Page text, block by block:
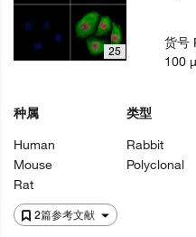
2篇参考文献
25
种属
Human
Mouse
Rat
类型
Rabbit
Polyclonal
货号
100